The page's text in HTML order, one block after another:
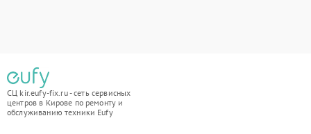
СЦ kir.eufy-fix.ru - сеть сервисных
центров в Кирове по ремонту и
обслуживанию техники Eufy